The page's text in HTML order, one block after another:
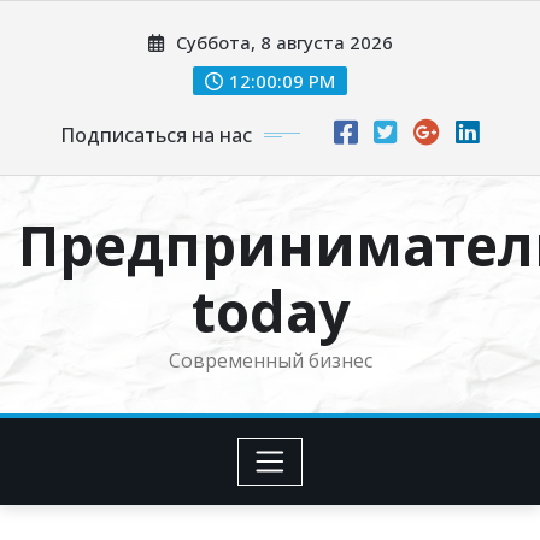
Суббота, 8 августа 2026
12:00:09 PM
Подписаться на нас
today
Современный бизнес